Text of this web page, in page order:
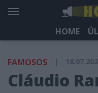
HOME
FAMOSOS |
Cláudio